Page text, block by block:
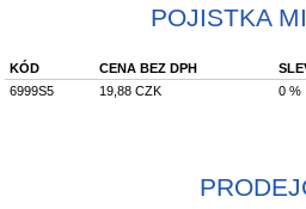
POJISTKA
KÓD CENA BEZ DPH
6999S5
19,88 CZK 0 %